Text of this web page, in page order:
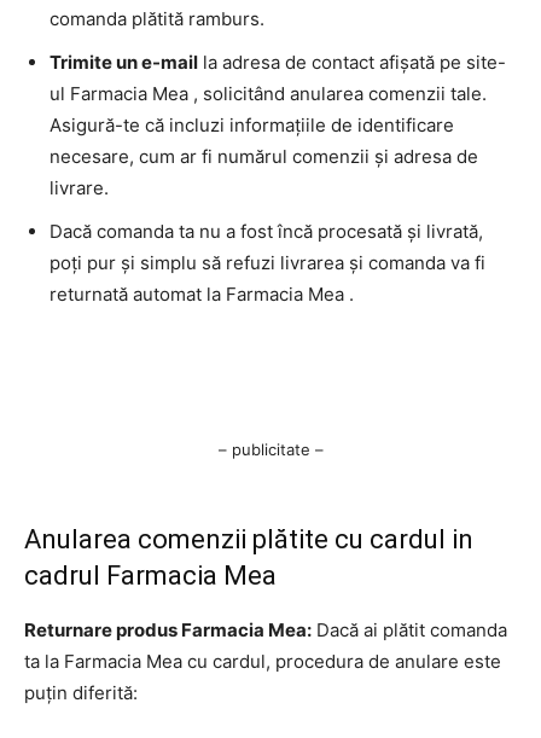
comanda plătită ramburs.
Trimite un e-mail la adresa de contact afișată pe site-
ul Farmacia Mea , solicitând anularea comenzii tale.
Asigură-te că incluzi informațiile de identificare
necesare, cum ar fi numărul comenzii și adresa de
livrare.
Dacă comanda ta nu a fost încă procesată și livrată,
poți pur și simplu să refuzi livrarea și comanda va fi
returnată automat la Farmacia Mea .
– publicitate –
Anularea comenzii plătite cu cardul in
cadrul Farmacia Mea
Returnare produs Farmacia Mea: Dacă ai plătit comanda
ta la Farmacia Mea cu cardul, procedura de anulare este
puțin diferită: